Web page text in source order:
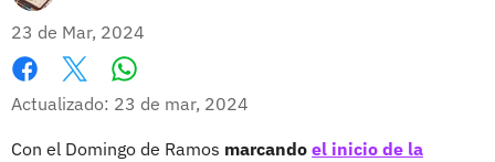
23 de Mar, 2024
Facebook
X
Actualizado: 23 de mar, 2024
Con el Domingo de Ramos marcando el inicio de la